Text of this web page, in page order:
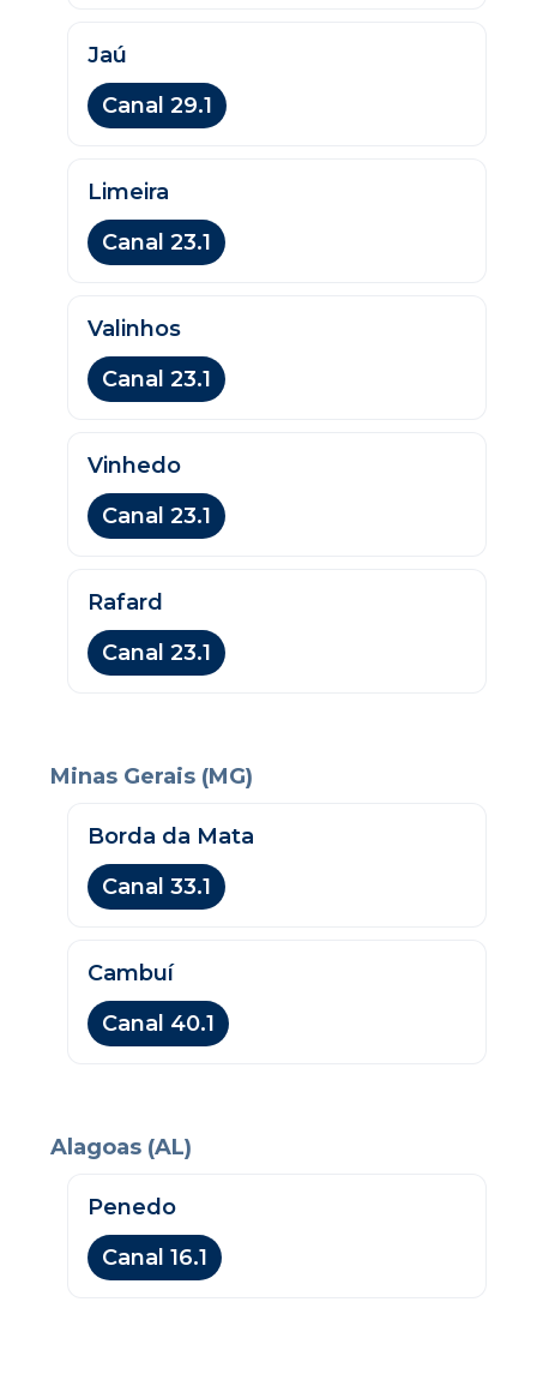
Jaú
Canal 29.1
Limeira
Canal 23.1
Valinhos
Canal 23.1
Vinhedo
Canal 23.1
Rafard
Canal 23.1
Minas Gerais (MG)
Borda da Mata
Canal 33.1
Cambuí
Canal 40.1
Alagoas (AL)
Penedo
Canal 16.1